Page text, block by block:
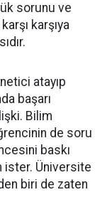
sorunu ve
karşıya
atayıp
başarı
Bilim
de soru
baskı
ister. Üniversite
biri de zaten